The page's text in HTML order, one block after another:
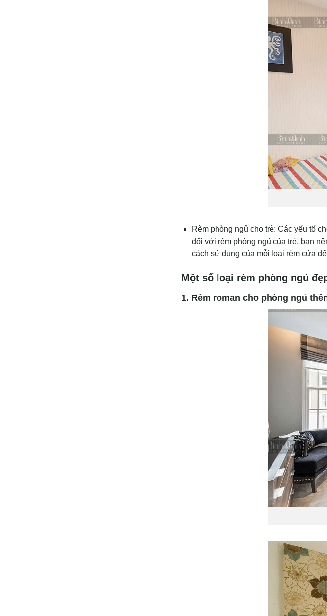
Rèm phòng ngủ cho trẻ: Các yếu tố
đối với rèm phòng ngủ của trẻ, bạn
cách sử dụng của mỗi loại rèm cửa
Một số loại rèm phòng ngủ
1. Rèm roman cho phòng ngủ